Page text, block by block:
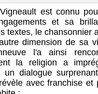
est connu
et sa
textes, le chansonnier
dimension de sa
l'a ainsi
la religion a
un dialogue
avec franchise et